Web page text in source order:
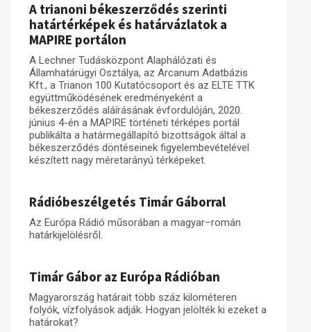
A trianoni békeszerződés szerinti
határtérképek és határvázlatok a
MAPIRE portálon
A Lechner Tudásközpont Alaphálózati és
Államhatárügyi Osztálya, az Arcanum Adatbázis
Kft., a Trianon 100 Kutatócsoport és az ELTE TTK
együttműködésének eredményeként a
békeszerződés aláírásának évfordulóján, 2020.
június 4-én a MAPIRE történeti térképes portál
publikálta a határmegállapító bizottságok által a
békeszerződés döntéseinek figyelembevételével
készített nagy méretarányú térképeket.
Rádióbeszélgetés Timár Gáborral
Az Európa Rádió műsorában a magyar–román
határkijelölésről.
Timár Gábor az Európa Rádióban
Magyarország határait több száz kilométeren
folyók, vízfolyások adják. Hogyan jelölték ki ezeket a
határokat?